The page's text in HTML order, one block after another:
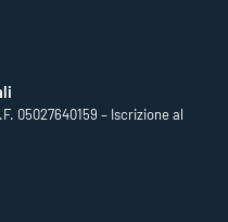
05027640159 – Iscrizione al